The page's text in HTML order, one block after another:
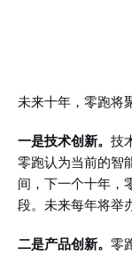
未来十年，零跑将
一是技术创新。 技
零跑认为当前的智
间，下一个十年，
段。未来每年将举
二是产品创新。 零